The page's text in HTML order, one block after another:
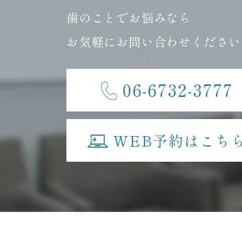
歯のことでお悩みなら
お気軽にお問い合わせください
06-6732-3777
WEB予約はこちら